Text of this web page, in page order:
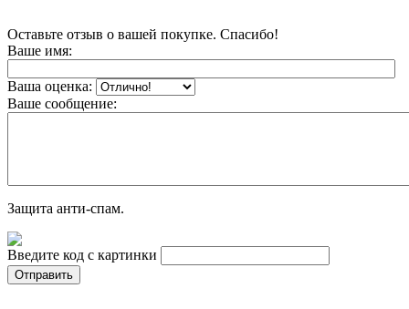
Оставьте отзыв о вашей покупке. Спасибо!
Ваше имя:
Ваша оценка:
Ваше сообщение:
Защита анти-спам.
Введите код с картинки